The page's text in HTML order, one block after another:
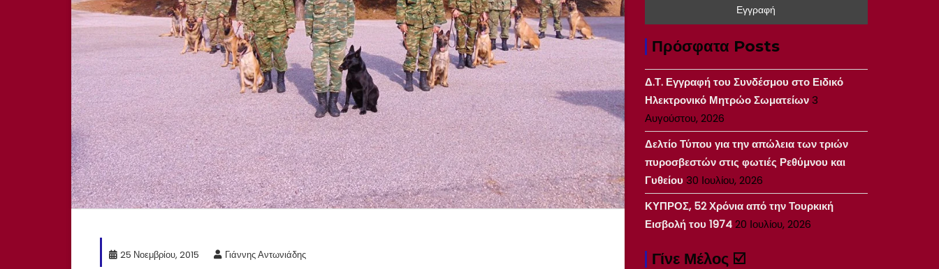
25 Νοεμβρίου, 2015 Γιάννης Αντωνιάδης
Πρόσφατα Posts
Δ.Τ. Εγγραφή του Συνδέσμου στο Ειδικό
Ηλεκτρονικό Μητρώο Σωματείων3
Αυγούστου, 2026
Δελτίο Τύπου για την απώλεια των τριών
πυροσβεστών στις φωτιές Ρεθύμνου και
Γυθείου 30 Ιουλίου, 2026
ΚΥΠΡΟΣ, 52 Χρόνια από την Τουρκική
Εισβολή του 197420 Ιουλίου, 2026
Γίνε Μέλος ☑️